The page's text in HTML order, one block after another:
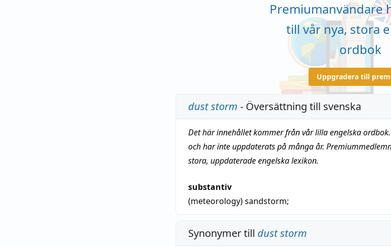
Premiumanvändare
till vår nya, stora
ordbok
Uppgradera till
dust storm - Översättning till svenska
Det här innehållet kommer från vår lilla engelska
och har inte uppdaterats på många år.
stora, uppdaterade engelska lexikon.
substantiv
(meteorology)sandstorm;
Synonymer till dust storm